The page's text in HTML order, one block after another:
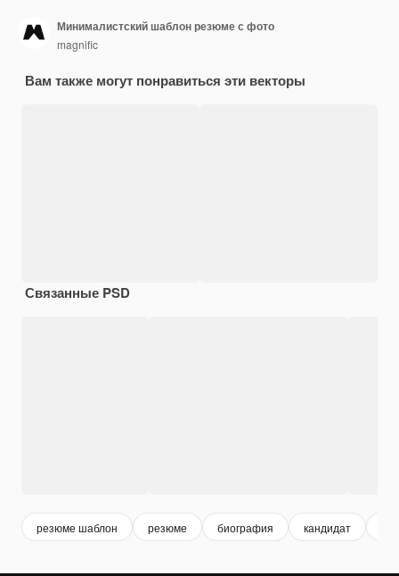
Минималистский шаблон резюме с фото
magnific
Вам также могут понравиться эти векторы
Связанные PSD
резюме шаблон резюме биография кандидат